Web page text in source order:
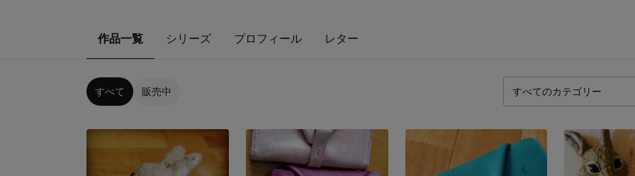
作品一覧 シリーズ プロフィール レター
すべて 販売中